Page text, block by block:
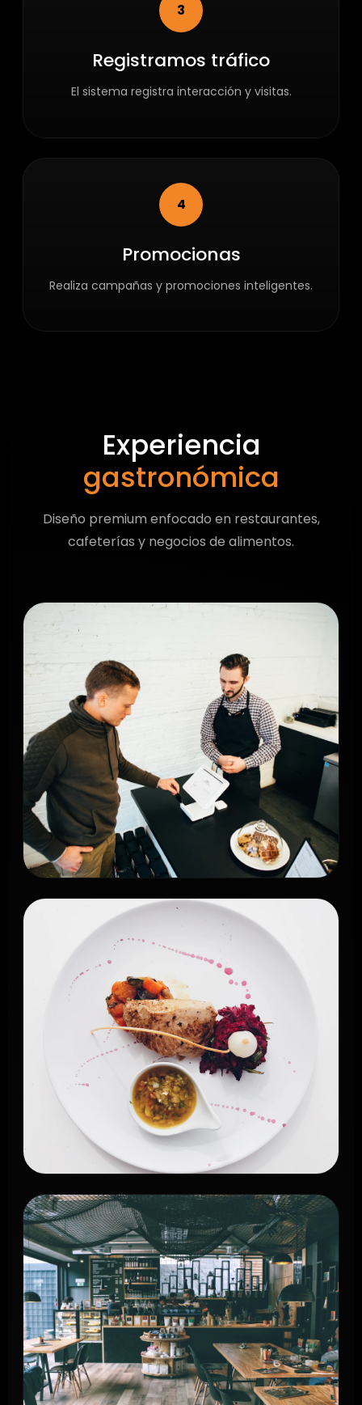
3
Registramos tráfico
El sistema registra interacción y visitas.
4
Promocionas
Realiza campañas y promociones inteligentes.
Experiencia
gastronómica
Diseño premium enfocado en restaurantes,
cafeterías y negocios de alimentos.